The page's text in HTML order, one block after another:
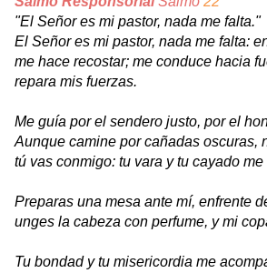
"El Señor es mi pastor, nada me falta."
El Señor es mi pastor, nada me falta:
me hace recostar; me conduce hacia
repara mis fuerzas.
Me guía por el sendero justo, por el
Aunque camine por cañadas oscuras,
tú vas conmigo: tu vara y tu cayado
Preparas una mesa ante mí, enfrente
unges la cabeza con perfume, y mi
Tu bondad y tu misericordia me